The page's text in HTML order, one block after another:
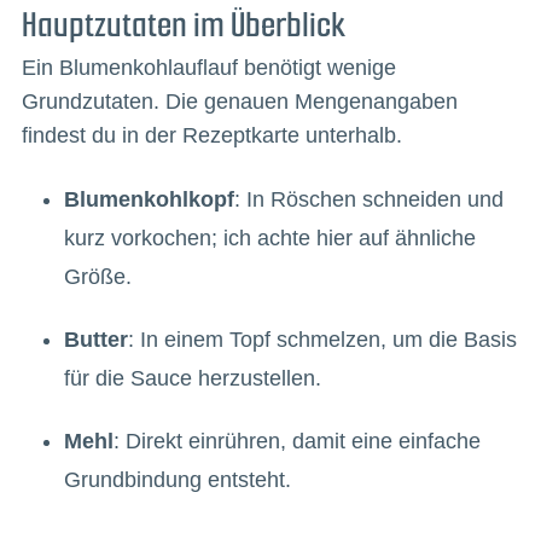
Hauptzutaten im Überblick
Ein Blumenkohlauflauf benötigt wenige
Grundzutaten. Die genauen Mengenangaben
findest du in der Rezeptkarte unterhalb.
Blumenkohlkopf: In Röschen schneiden und
kurz vorkochen; ich achte hier auf ähnliche
Größe.
Butter: In einem Topf schmelzen, um die Basis
für die Sauce herzustellen.
Mehl : Direkt einrühren, damit eine einfache
Grundbindung entsteht.